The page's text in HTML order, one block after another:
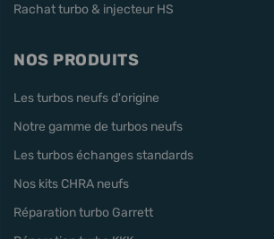
Rachat turbo & injecteur HS
NOS PRODUITS
Les turbos neufs d'origine
Notre gamme de turbos neufs
Les turbos échanges standards
Nos kits CHRA neufs
Réparation turbo Garrett